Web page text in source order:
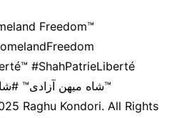
Freedom™
#ShahPatrieLiberté™
™شاه میهن آزادی™
Raghu Kondori. All Rights